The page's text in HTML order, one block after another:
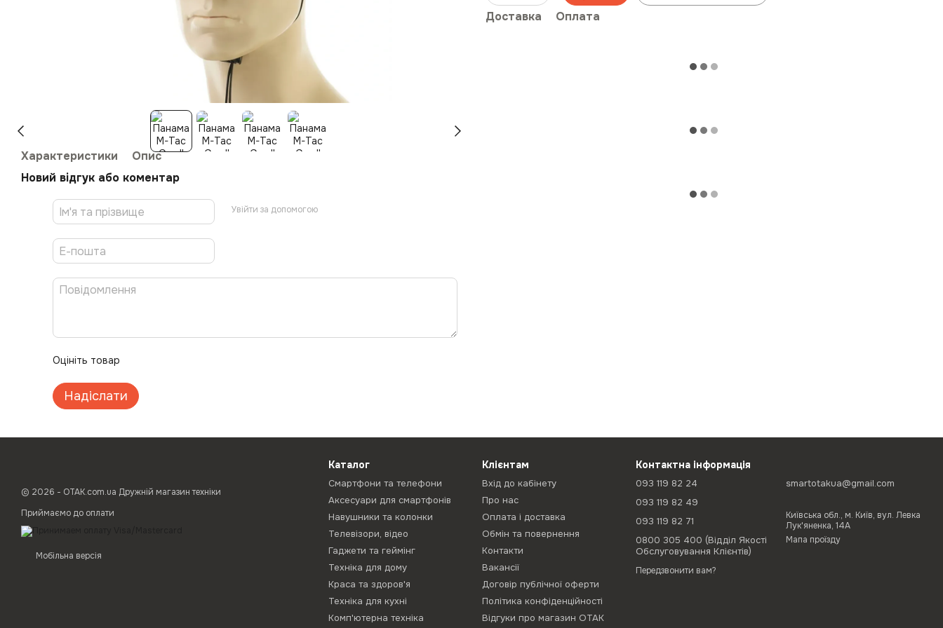
Характеристики
Опис
Новий відгук або коментар
Увійти за допомогою
Оцініть товар
Надіслати
Доставка Оплата
© 2026 - ОТАК.com.ua Дружній магазин техніки
Приймаємо до оплати
Мобільна версія
Каталог
Смартфони та телефони
Аксесуари для смартфонів
Навушники та колонки
Телевізори, відео
Гаджети та геймінг
Техніка для дому
Краса та здоров'я
Техніка для кухні
Комп'ютерна техніка
Клієнтам
Вхід до кабінету
Про нас
Оплата і доставка
Обмін та повернення
Контакти
Вакансії
Договір публічної оферти
Політика конфіденційності
Відгуки про магазин ОТАК
Контактна інформація
093 119 82 24
093 119 82 49
093 119 82 71
0800 305 400 (Відділ Якості
Обслуговування Клієнтів)
Передзвонити вам?
smartotakua@gmail.com
Київська обл., м. Київ, вул. Левка
Лук'яненка, 14А
Мапа проїзду